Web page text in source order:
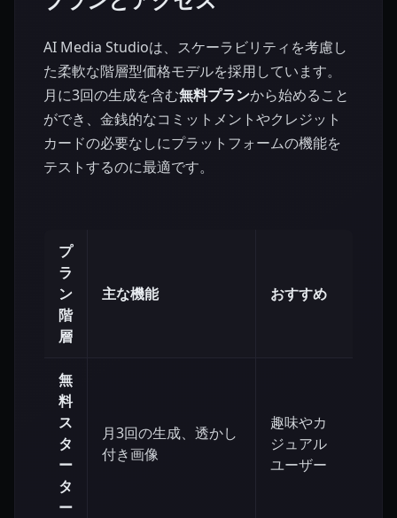
AI Media Studioは、スケーラビリティを考慮し
た柔軟な階層型価格モデルを採用しています。
月に3回の生成を含む無料プランから始めること
ができ、金銭的なコミットメントやクレジット
カードの必要なしにプラットフォームの機能を
テストするのに最適です。
プ
ラ
ン
階
層
主な機能 おすすめ
無
料
ス
タ
ー
タ
ー
月3回の生成、透かし
付き画像
趣味やカ
ジュアル
ユーザー